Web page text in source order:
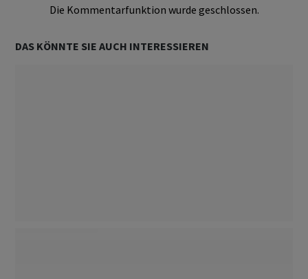
Die Kommentarfunktion wurde geschlossen.
DAS KÖNNTE SIE AUCH INTERESSIEREN